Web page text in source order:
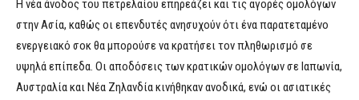
Η νέα άνοδος του πετρελαίου επηρεάζει και τις αγορές ομολόγων
στην Ασία, καθώς οι επενδυτές ανησυχούν ότι ένα παρατεταμένο
ενεργειακό σοκ θα μπορούσε να κρατήσει τον πληθωρισμό σε
υψηλά επίπεδα. Οι αποδόσεις των κρατικών ομολόγων σε Ιαπωνία,
Αυστραλία και Νέα Ζηλανδία κινήθηκαν ανοδικά, ενώ οι ασιατικές